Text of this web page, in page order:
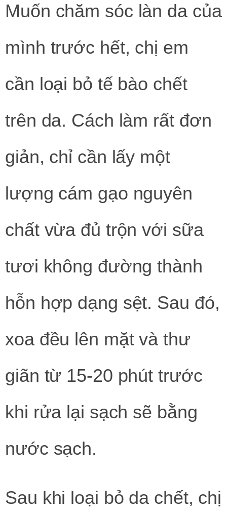
Muốn chăm sóc làn da của
mình trước hết, chị em
cần loại bỏ tế bào chết
trên da. Cách làm rất đơn
giản, chỉ cần lấy một
lượng cám gạo nguyên
chất vừa đủ trộn với sữa
tươi không đường thành
hỗn hợp dạng sệt. Sau đó,
xoa đều lên mặt và thư
giãn từ 15-20 phút trước
khi rửa lại sạch sẽ bằng
nước sạch.
Sau khi loại bỏ da chết, chị